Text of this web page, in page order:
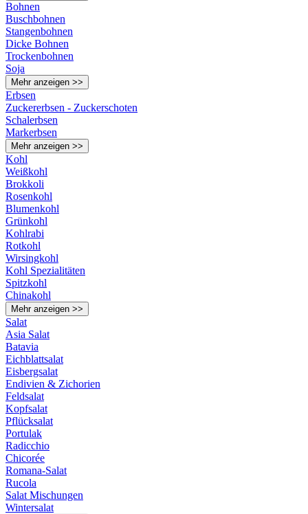
Bohnen
Buschbohnen
Stangenbohnen
Dicke Bohnen
Trockenbohnen
Soja
Mehr anzeigen >>
Erbsen
Zuckererbsen - Zuckerschoten
Schalerbsen
Markerbsen
Mehr anzeigen >>
Kohl
Weißkohl
Brokkoli
Rosenkohl
Blumenkohl
Grünkohl
Kohlrabi
Rotkohl
Wirsingkohl
Kohl Spezialitäten
Spitzkohl
Chinakohl
Mehr anzeigen >>
Salat
Asia Salat
Batavia
Eichblattsalat
Eisbergsalat
Endivien & Zichorien
Feldsalat
Kopfsalat
Pflücksalat
Portulak
Radicchio
Chicorée
Romana-Salat
Rucola
Salat Mischungen
Wintersalat